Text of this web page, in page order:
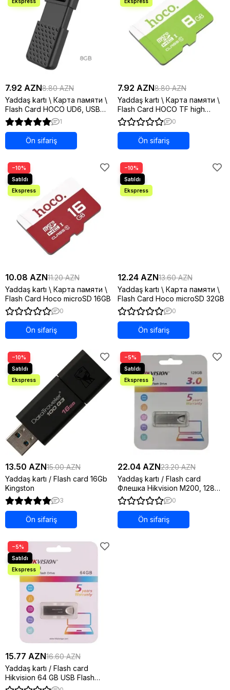
7.92 AZN8.80 AZN
Yaddaş kartı \ Карта памяти \
Flash Card HOCO UD6, USB
2.0, 8GB, матовый черный
1
Ön sifariş
7.92 AZN8.80 AZN
Yaddaş kartı \ Карта памяти \
Flash Card HOCO TF high
speed, 8GB, зеленый
0
Ön sifariş
−10%
10.08 AZN11.20 AZN
Yaddaş kartı \ Карта памяти \
Flash Card Hoco microSD 16GB
0
Ön sifariş
−10%
12.24 AZN13.60 AZN
Yaddaş kartı \ Карта памяти \
Flash Card Hoco microSD 32GB
0
Ön sifariş
−10%
13.50 AZN15.00 AZN
Yaddaş kartı / Flash card 16Gb
Kingston
3
Ön sifariş
−5%
22.04 AZN23.20 AZN
Yaddaş kartı / Flash card
Флешка Hikvision M200, 128
ГБ, USB 3.0, серебристая
0
Ön sifariş
−5%
15.77 AZN16.60 AZN
Yaddaş kartı / Flash card
Hikvision 64 GB USB Flash
Drive - HS-USB-